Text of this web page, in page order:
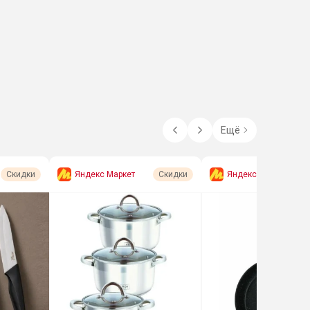
Ещё
Скидки Яндекс Маркет Скидки Яндекс Маркет